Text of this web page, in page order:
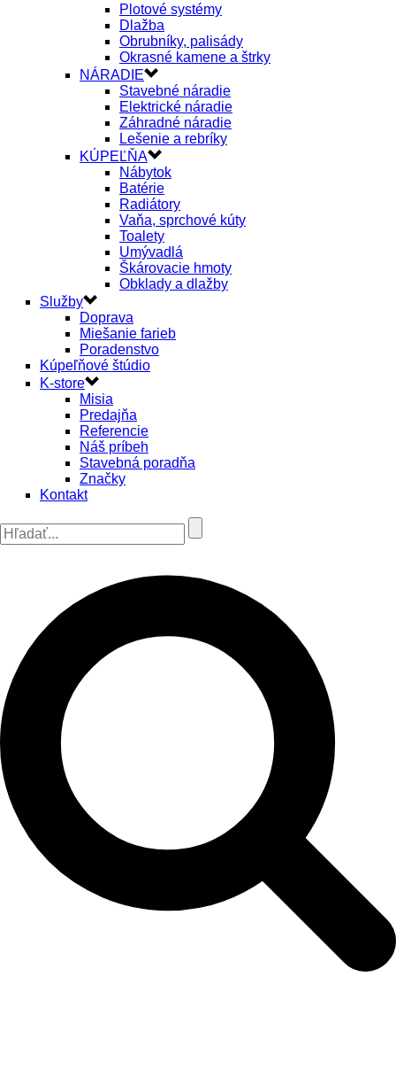
Plotové systémy
Dlažba
Obrubníky, palisády
Okrasné kamene a štrky
NÁRADIE
Stavebné náradie
Elektrické náradie
Záhradné náradie
Lešenie a rebríky
KÚPEĽŇA
Nábytok
Batérie
Radiátory
Vaňa, sprchové kúty
Toalety
Umývadlá
Škárovacie hmoty
Obklady a dlažby
Služby
Doprava
Miešanie farieb
Poradenstvo
Kúpeľňové štúdio
K-store
Misia
Predajňa
Referencie
Náš príbeh
Stavebná poradňa
Značky
Kontakt